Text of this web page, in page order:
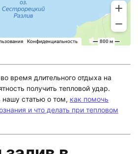
время длительного отдыха на
получить тепловой удар.
статью о том, как помочь
и что делать при тепловом